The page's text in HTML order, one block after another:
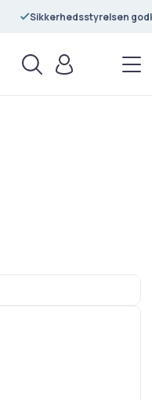
Sikkerhedsstyrelsen